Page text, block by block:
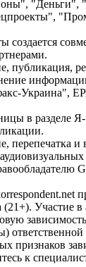
"Деньги",
создается
публикация,
Украина",
в разделе
перепечатка и
Участие в
признаков
к